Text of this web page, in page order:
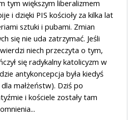
tym większym liberalizmem
i dzięki PIS kościoły za kilka lat
sztuki i pubami. Zmian
się nie uda zatrzymać. Jeśli
niech przeczyta o tym,
się radykalny katolicyzm w
antykoncepcja była kiedyś
małżeństw). Dziś po
i kościele zostały tam